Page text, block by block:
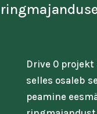
Drive 0 projekt
selles osaleb
peamine